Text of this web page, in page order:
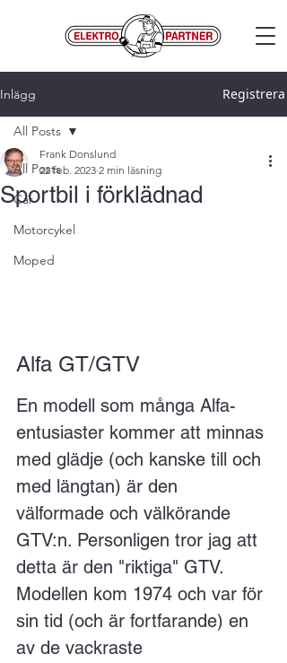
Inlägg Registrera
All Posts
Car
Motorcykel
Moped
All Posts
Sportbil i förklädnad
Frank Donslund
22 feb. 2023 2 min läsning
Alfa GT/GTV
En modell som många Alfa-
entusiaster kommer att minnas
med glädje (och kanske till och
med längtan) är den
välformade och välkörande
GTV:n. Personligen tror jag att
detta är den "riktiga" GTV.
Modellen kom 1974 och var för
sin tid (och är fortfarande) en
av de vackraste